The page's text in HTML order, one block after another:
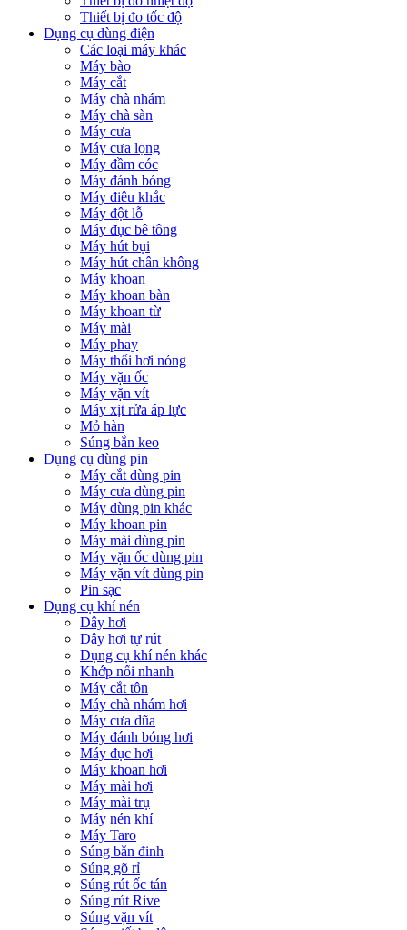
Thiết bị đo tốc độ
Dụng cụ dùng điện
Các loại máy khác
Máy bào
Máy cắt
Máy chà nhám
Máy chà sàn
Máy cưa
Máy cưa lọng
Máy đầm cóc
Máy đánh bóng
Máy điêu khắc
Máy đột lỗ
Máy đục bê tông
Máy hút bụi
Máy hút chân không
Máy khoan
Máy khoan bàn
Máy khoan từ
Máy mài
Máy phay
Máy thổi hơi nóng
Máy vặn ốc
Máy vặn vít
Máy xịt rửa áp lực
Mỏ hàn
Súng bắn keo
Dụng cụ dùng pin
Máy cắt dùng pin
Máy cưa dùng pin
Máy dùng pin khác
Máy khoan pin
Máy mài dùng pin
Máy vặn ốc dùng pin
Máy vặn vít dùng pin
Pin sạc
Dụng cụ khí nén
Dây hơi
Dây hơi tự rút
Dụng cụ khí nén khác
Khớp nối nhanh
Máy cắt tôn
Máy chà nhám hơi
Máy cưa dũa
Máy đánh bóng hơi
Máy đục hơi
Máy khoan hơi
Máy mài hơi
Máy mài trụ
Máy nén khí
Máy Taro
Súng bắn đinh
Súng gõ rỉ
Súng rút ốc tán
Súng rút Rive
Súng vặn vít